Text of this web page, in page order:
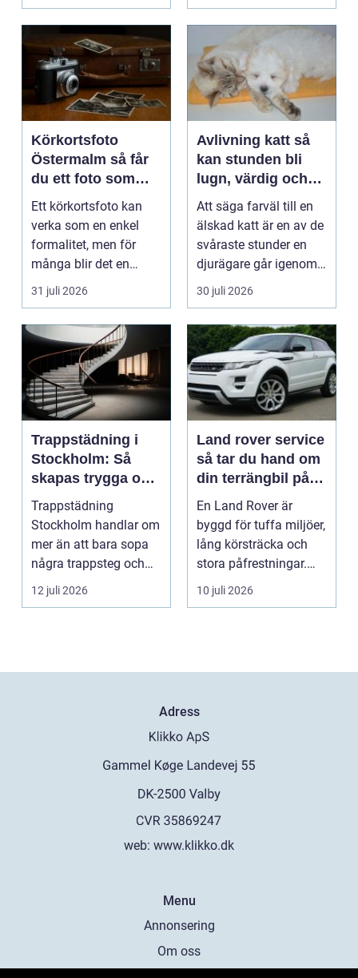
Körkortsfoto
Östermalm så får
du ett foto som
alltid blir godkänt
Ett körkortsfoto kan
verka som en enkel
formalitet, men för
många blir det en
oväntad källa till str...
31 juli 2026
Avlivning katt så
kan stunden bli
lugn, värdig och
trygg
Att säga farväl till en
älskad katt är en av de
svåraste stunder en
djurägare går igenom.
Beslutet o...
30 juli 2026
Trappstädning i
Stockholm: Så
skapas trygga och
trivsamma
trapphus
Trappstädning
Stockholm handlar om
mer än att bara sopa
några trappsteg och
torka en...
12 juli 2026
Land rover service
så tar du hand om
din terrängbil på
rätt sätt
En Land Rover är
byggd för tuffa miljöer,
lång körsträcka och
stora påfrestningar.
Samtidigt är det ...
10 juli 2026
Adress
web: www.klikko.dk
Menu
Annonsering
Om oss